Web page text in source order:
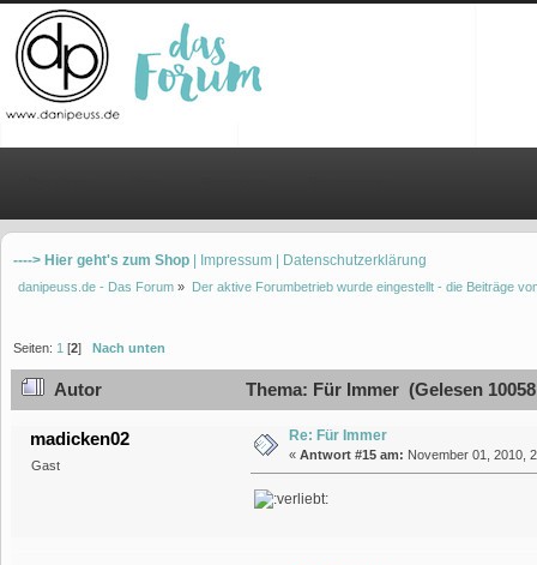
----> Hier geht's zum Shop | Impressum | Datenschutzerklärung
danipeuss.de - Das Forum » Der aktive Forumbetrieb wurde eingestellt - die Beiträge
Seiten: 1 [2] Nach unten
Autor Thema: Für Immer (Gelesen
madicken02
Gast
Re: Für Immer
« Antwort #15 am: November 01, 2010,